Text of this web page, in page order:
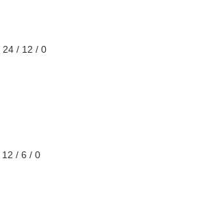
24 / 12 / 0
12 / 6 / 0